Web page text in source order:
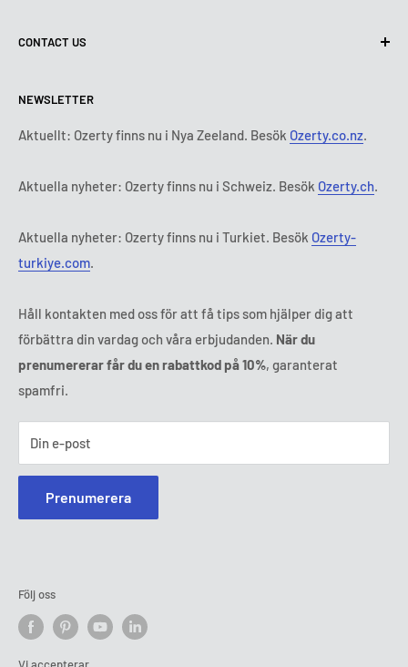
Leveransvillkor
Betalningsvillkor
Abonnemangets villkor och bestämmelser
Kontakta oss
Rättsligt meddelande
FAQ
Ozerty håller dig säker
CONTACT US
Tisdag:9:00 - 18:00
Onsdag:
9:00 - 18:00
Fredag:
9:00 - 18:00
Tl: 010 884 87 30
E-post:
NEWSLETTER
Aktuellt: Ozerty finns nu i Nya Zeeland. Besök Ozerty.co.nz.
Aktuella nyheter: Ozerty finns nu i Schweiz. Besök Ozerty.ch.
Aktuella nyheter: Ozerty finns nu i Turkiet. Besök Ozerty-
turkiye.com.
Håll kontakten med oss för att få tips som hjälper dig att
förbättra din vardag och våra erbjudanden. När du
prenumererar får du en rabattkod på 10%, garanterat
spamfri.
Din e-post
Prenumerera
Följ oss